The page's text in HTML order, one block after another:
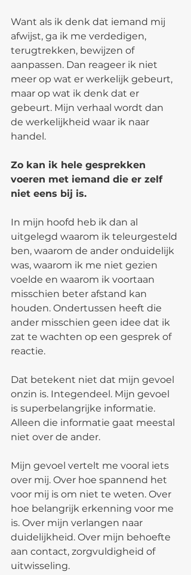
Want als ik denk dat iemand mij
afwijst, ga ik me verdedigen,
terugtrekken, bewijzen of
aanpassen. Dan reageer ik niet
meer op wat er werkelijk gebeurt,
maar op wat ik denk dat er
gebeurt. Mijn verhaal wordt dan
de werkelijkheid waar ik naar
handel.
Zo kan ik hele gesprekken
voeren met iemand die er zelf
niet eens bij is.
In mijn hoofd heb ik dan al
uitgelegd waarom ik teleurgesteld
ben, waarom de ander onduidelijk
was, waarom ik me niet gezien
voelde en waarom ik voortaan
misschien beter afstand kan
houden. Ondertussen heeft die
ander misschien geen idee dat ik
zat te wachten op een gesprek of
reactie.
Dat betekent niet dat mijn gevoel
onzin is. Integendeel. Mijn gevoel
is superbelangrijke informatie.
Alleen die informatie gaat meestal
niet over de ander.
Mijn gevoel vertelt me vooral iets
over mij. Over hoe spannend het
voor mij is om niet te weten. Over
hoe belangrijk erkenning voor me
is. Over mijn verlangen naar
duidelijkheid. Over mijn behoefte
aan contact, zorgvuldigheid of
uitwisseling.